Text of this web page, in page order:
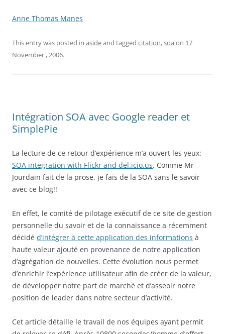
Anne Thomas Manes
This entry was posted in asideand tagged citation,soa on 17
November , 2006.
Intégration SOA avec Google reader et
SimplePie
La lecture de ce retour d’expérience m’a ouvert les yeux:
SOA integration with Flickr and del.icio.us. Comme Mr
Jourdain fait de la prose, je fais de la SOA sans le savoir
avec ce blog!!
En effet, le comité de pilotage exécutif de ce site de gestion
personnelle du savoir et de la connaissance a récemment
décidé d’intégrer à cette application des informations à
haute valeur ajouté en provenance de notre application
d’agrégation de nouvelles. Cette évolution nous permet
d’enrichir l’expérience utilisateur afin de créer de la valeur,
de développer notre part de marché et d’asseoir notre
position de leader dans notre secteur d’activité.
Cet article détaille le travail de nos équipes ayant permit